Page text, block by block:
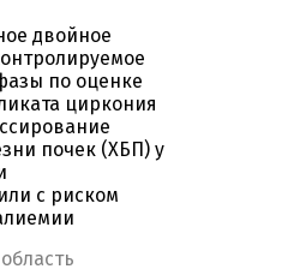
двойное
по оценке
циркония
почек (ХБП) у
с риском